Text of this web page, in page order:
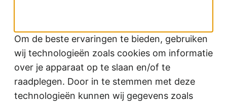
Om de beste ervaringen te bieden, gebruiken
wij technologieën zoals cookies om informatie
over je apparaat op te slaan en/of te
raadplegen. Door in te stemmen met deze
technologieën kunnen wij gegevens zoals